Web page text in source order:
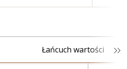
Łańcuch wartości